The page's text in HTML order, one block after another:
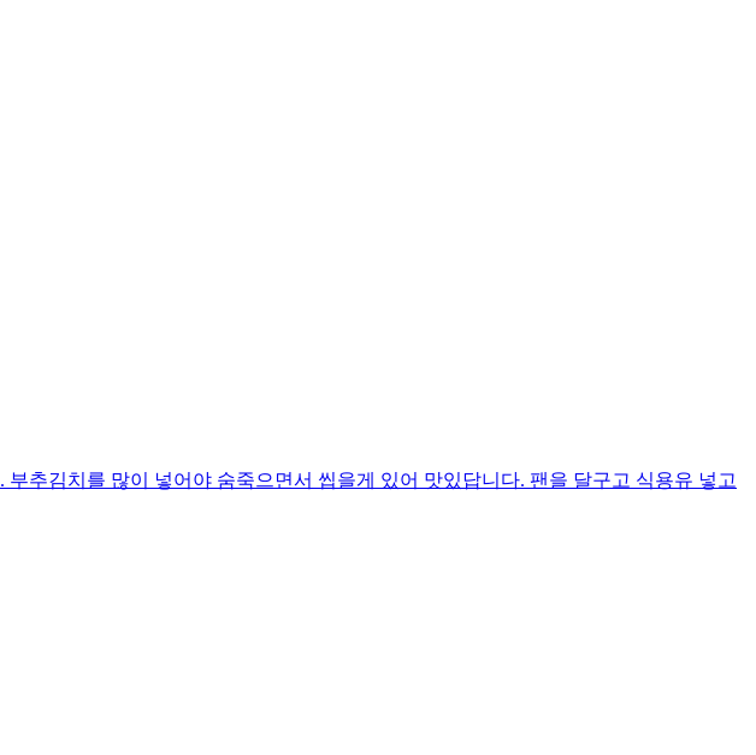
추김치를 많이 넣어야 숨죽으면서 씹을게 있어 맛있답니다. 팬을 달구고 식용유 넣고